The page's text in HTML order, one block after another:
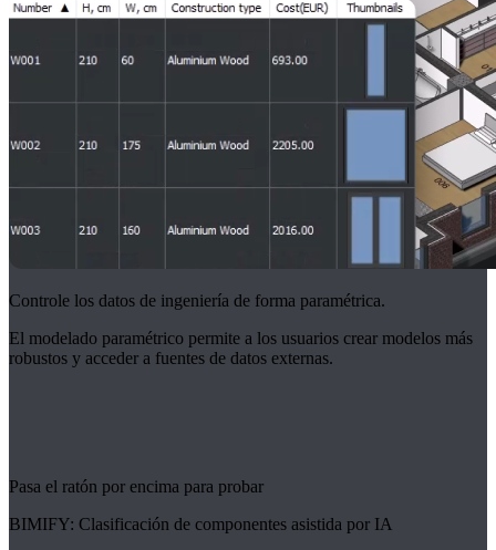
Controle los datos de ingeniería de forma paramétrica.
El modelado paramétrico permite a los usuarios crear modelos más
robustos y acceder a fuentes de datos externas.
Pasa el ratón por encima para probar
BIMIFY: Clasificación de componentes asistida por IA